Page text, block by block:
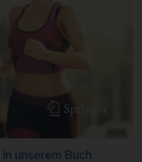
in unserem Buch